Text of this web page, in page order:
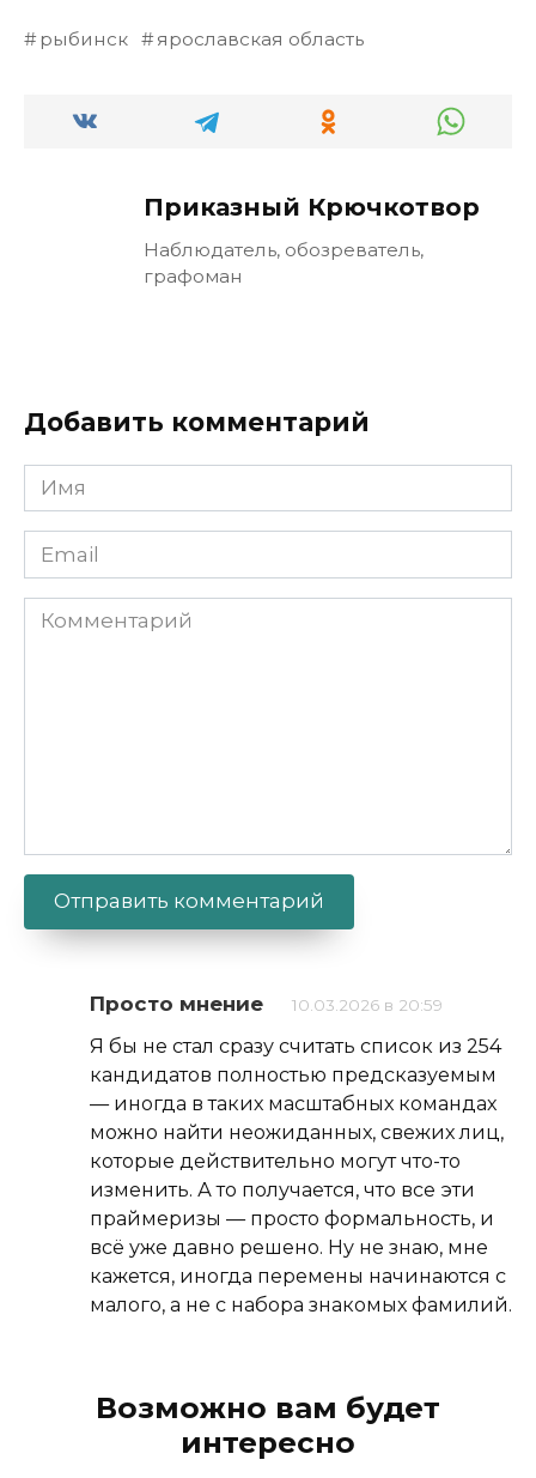
рыбинск ярославская область
Приказный Крючкотвор
Наблюдатель, обозреватель,
графоман
Добавить комментарий
Имя
Email
Комментарий
Просто мнение
10.03.2026 в 20:59
Я бы не стал сразу считать список из 254
кандидатов полностью предсказуемым
— иногда в таких масштабных командах
можно найти неожиданных, свежих лиц,
которые действительно могут что-то
изменить. А то получается, что все эти
праймеризы — просто формальность, и
всё уже давно решено. Ну не знаю, мне
кажется, иногда перемены начинаются с
малого, а не с набора знакомых фамилий.
Возможно вам будет
интересно